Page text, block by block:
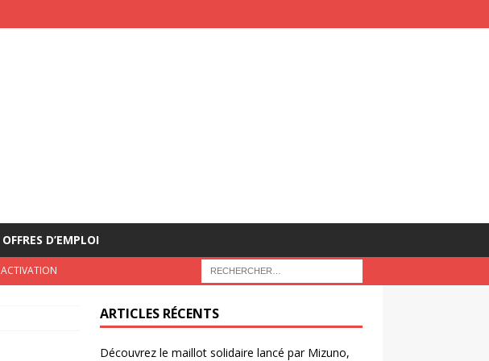
OFFRES D’EMPLOI
ACTIVATION
ARTICLES RÉCENTS
Découvrez le maillot solidaire lancé par Mizuno,